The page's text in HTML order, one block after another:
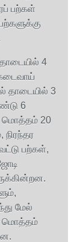
பற்கள்
4
தாடையில் 3
6
மொத்தம் 20
பற்கள்,
மேல்
மொத்தம்